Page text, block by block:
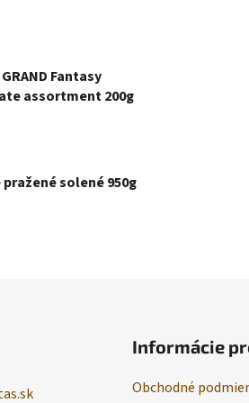
GRAND Fantasy
assortment 200g
pražené solené 950g
Informácie
Obchodné